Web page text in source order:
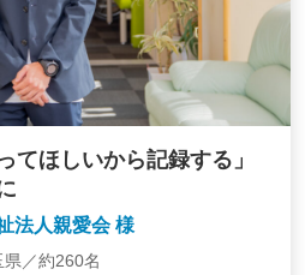
てほしいから記録する」
法人親愛会 様
県／約260名